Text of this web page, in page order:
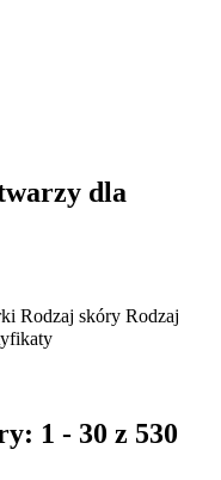
dla
Rodzaj skóry Rodzaj
1 - 30 z 530